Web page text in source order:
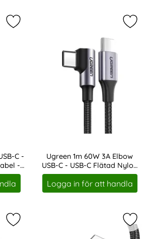
C -
-
Markera remax Sury 1m 3A PD
Ugreen 1m 60W 3A Elbow
USB-C - USB-C Flätad Nylon
Kabel - Svart/Grå
Art. nr 14630
Logga in för att handla
Markera ugreen 2m 60W 3A